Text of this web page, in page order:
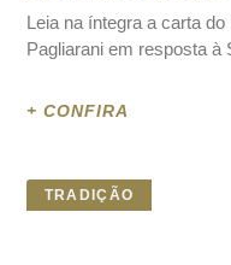
Leia na íntegra a carta
Pagliarani em resposta à
+ CONFIRA
TRADIÇÃO